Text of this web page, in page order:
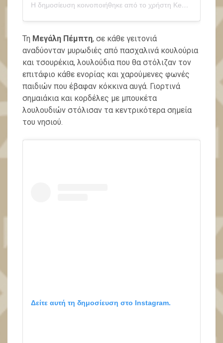
Η δημοσίευση κοινοποιήθηκε από το χρήστη Kea Greece (@kea.greece)
Τη Μεγάλη Πέμπτη, σε κάθε γειτονιά
αναδύονταν μυρωδιές από πασχαλινά κουλούρια
και τσουρέκια, λουλούδια που θα στόλιζαν τον
επιτάφιο κάθε ενορίας και χαρούμενες φωνές
παιδιών που έβαφαν κόκκινα αυγά. Γιορτινά
σημαιάκια και κορδέλες με μπουκέτα
λουλουδιών στόλισαν τα κεντρικότερα σημεία
του νησιού.
Δείτε αυτή τη δημοσίευση στο Instagram.